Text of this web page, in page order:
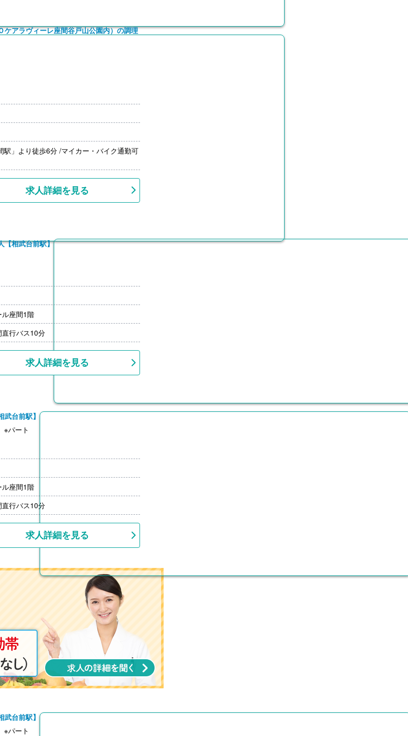
ケアラヴィーレ座間谷戸山公園内）の調理
績
」より徒歩6分 /マイカー・バイク通勤可
求人詳細を見る
【相武台前駅】
座間1階
直行バス10分
求人詳細を見る
武台前駅】
※パート
座間1階
直行バス10分
求人詳細を見る
武台前駅】
※パート